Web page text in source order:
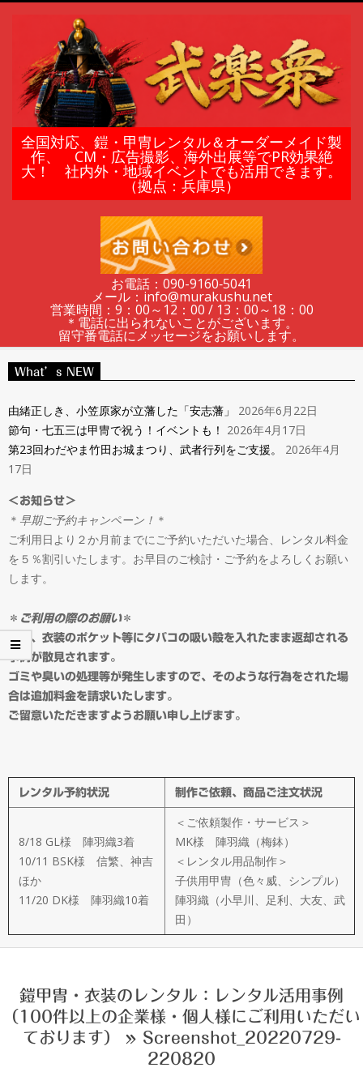
鎧
甲
レ
ン
タ
ル
＆
オ
ー
ダ
ー
メ
イ
ド
製
作
武
楽
衆
全国対応、鎧・甲冑レンタル＆オーダーメイド製
作、 CM・広告撮影、海外出展等でPR効果絶
大！ 社内外・地域イベントでも活用できます。
（拠点：兵庫県）
お電話：090-9160‐5041
メール：info@murakushu.net
営業時間：9：00～12：00 / 13：00～18：00
＊電話に出られないことがございます。
留守番電話にメッセージをお願いします。
Navigation
What’s NEW
由緒正しき、小笠原家が立藩した「安志藩」
2026年6月22日
節句・七五三は甲冑で祝う！イベントも！ 2026年4月17日
第23回わだやま竹田お城まつり、武者行列をご支援。
2026年4月
17日
＜お知らせ＞
＊ 早期ご予約キャンペーン！ ＊
ご利用日より２か月前までにご予約いただいた場合、レンタル料金
を５％割引いたします。お早目のご検討・ご予約をよろしくお願い
します。
＊ ご利用の際のお願い＊
最近、衣装のポケット等にタバコの吸い殻を入れたまま返却される
事例が散見されます。
ゴミや臭いの処理等が発生しますので、そのような行為をされた場
合は追加料金を請求いたします。
ご留意いただきますようお願い申し上げます。
レンタル予約状況 制作ご依頼、商品ご注文状況
8/18 GL様 陣羽織3着
10/11 BSK様 信繁、神吉
ほか
11/20 DK様 陣羽織10着
＜ご依頼製作・サービス＞
MK様 陣羽織（梅鉢）
＜レンタル用品制作＞
子供用甲冑（色々威、シンプル）
陣羽織（小早川、足利、大友、武
田）
鎧甲冑・衣装のレンタル：レンタル活用事例
（100件以上の企業様・個人様にご利用いただい
ております） » Screenshot_20220729-
220820